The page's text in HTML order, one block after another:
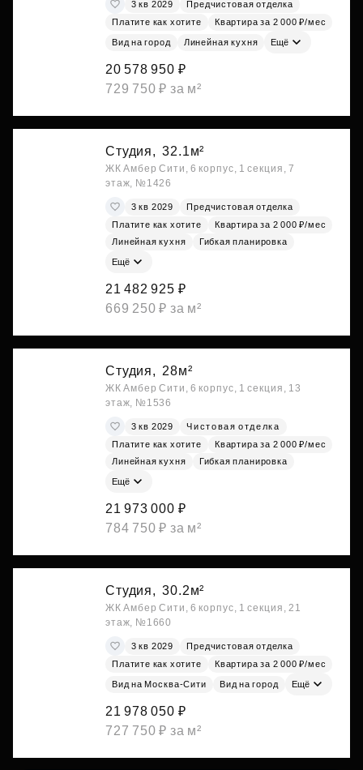
3 кв 2029
Предчистовая отделка
Платите как хотите
Квартира за 2 000 ₽/мес
Вид на город Линейная кухня Ещё
20 578 950 ₽
729 750 ₽ за м²
Студия, 32.1м²
ЖК Амбер Сити, 6 корпус, 1 секция, 7
этаж, №1426
3 кв 2029
Предчистовая отделка
Платите как хотите
Квартира за 2 000 ₽/мес
Линейная кухня
Гибкая планировка
Ещё
21 482 925 ₽
669 250 ₽ за м²
Студия, 28м²
ЖК Амбер Сити, 6 корпус, 1 секция, 13
этаж, №1536
3 кв 2029
Чистовая отделка
Платите как хотите
Квартира за 2 000 ₽/мес
Линейная кухня
Гибкая планировка
Ещё
21 973 000 ₽
784 750 ₽ за м²
Студия, 30.2м²
ЖК Амбер Сити, 6 корпус, 1 секция, 21
этаж, №1660
3 кв 2029
Предчистовая отделка
Платите как хотите
Квартира за 2 000 ₽/мес
Вид на Москва-Сити Вид на город Ещё
21 978 050 ₽
727 750 ₽ за м²